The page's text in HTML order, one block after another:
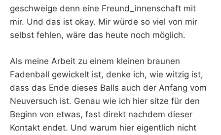
geschweige denn eine Freund_innenschaft mit
mir. Und das ist okay. Mir würde so viel von mir
selbst fehlen, wäre das heute noch möglich.
Als meine Arbeit zu einem kleinen braunen
Fadenball gewickelt ist, denke ich, wie witzig ist,
dass das Ende dieses Balls auch der Anfang vom
Neuversuch ist. Genau wie ich hier sitze für den
Beginn von etwas, fast direkt nachdem dieser
Kontakt endet. Und warum hier eigentlich nicht